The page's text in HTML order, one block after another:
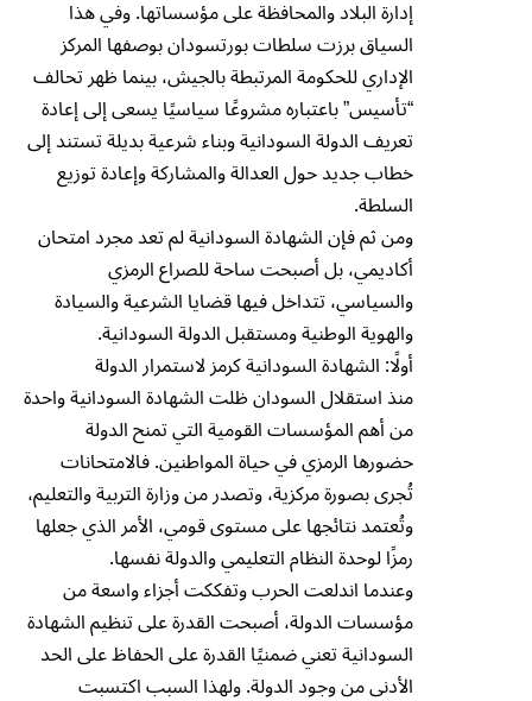
إدارة البلاد والمحافظة على مؤسساتها. وفي هذا
السياق برزت سلطات بورتسودان بوصفها المركز
الإداري للحكومة المرتبطة بالجيش، بينما ظهر تحالف
“تأسيس” باعتباره مشروعًا سياسيًا يسعى إلى إعادة
تعريف الدولة السودانية وبناء شرعية بديلة تستند إلى
خطاب جديد حول العدالة والمشاركة وإعادة توزيع
السلطة.
ومن ثم فإن الشهادة السودانية لم تعد مجرد امتحان
أكاديمي، بل أصبحت ساحة للصراع الرمزي
والسياسي، تتداخل فيها قضايا الشرعية والسيادة
والهوية الوطنية ومستقبل الدولة السودانية.
أولًا: الشهادة السودانية كرمز لاستمرار الدولة
منذ استقلال السودان ظلت الشهادة السودانية واحدة
من أهم المؤسسات القومية التي تمنح الدولة
حضورها الرمزي في حياة المواطنين. فالامتحانات
تُجرى بصورة مركزية، وتصدر من وزارة التربية والتعليم،
وتُعتمد نتائجها على مستوى قومي، الأمر الذي جعلها
رمزًا لوحدة النظام التعليمي والدولة نفسها.
وعندما اندلعت الحرب وتفككت أجزاء واسعة من
مؤسسات الدولة، أصبحت القدرة على تنظيم الشهادة
السودانية تعني ضمنيًا القدرة على الحفاظ على الحد
الأدنى من وجود الدولة. ولهذا السبب اكتسبت